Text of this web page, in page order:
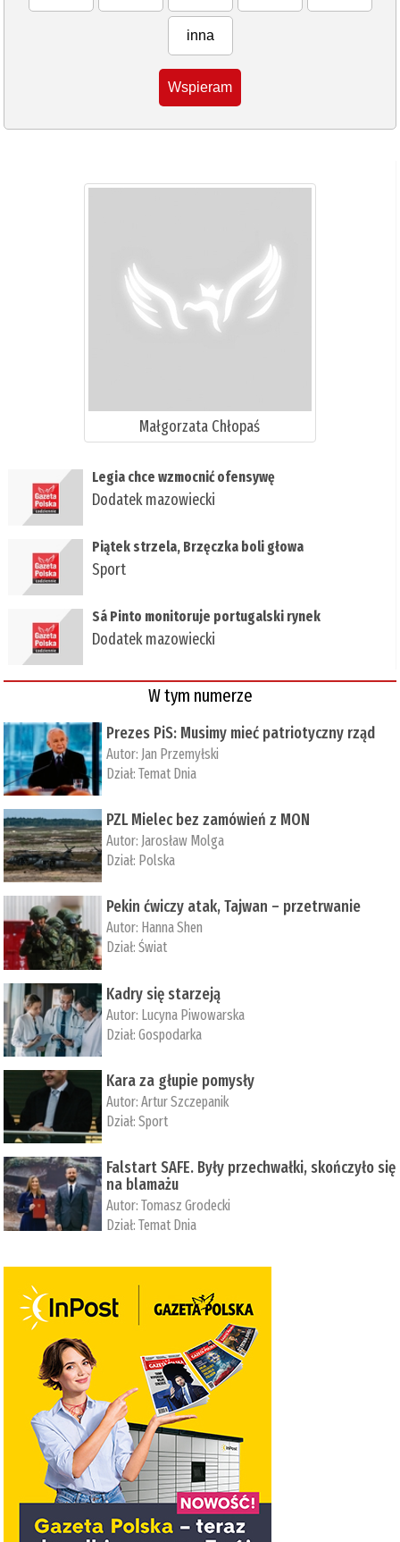
inna
Wspieram
Małgorzata Chłopaś
Legia chce wzmocnić ofensywę
Dodatek mazowiecki
Piątek strzela, Brzęczka boli głowa
Sport
Sá Pinto monitoruje portugalski rynek
Dodatek mazowiecki
W tym numerze
Prezes PiS: Musimy mieć patriotyczny rząd
Autor: Jan Przemyłski
Dział:Temat Dnia
PZL Mielec bez zamówień z MON
Autor: Jarosław Molga
Dział: Polska
Pekin ćwiczy atak, Tajwan – przetrwanie
Autor: ­Hanna Shen
Dział:Świat
Kadry się starzeją
Autor: Lucyna Piwowarska
Dział:Gospodarka
Kara za głupie pomysły
Autor:Artur Szczepanik
Dział:Sport
Falstart SAFE. Były przechwałki, skończyło się
na blamażu
Autor:Tomasz Grodecki
Dział:Temat Dnia